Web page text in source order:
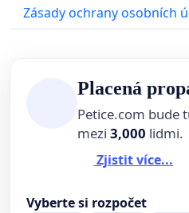
Zásady ochrany osobních
Placená
Petice.com bude
mezi 3,000 lidmi.
Zjistit více...
Vyberte si rozpočet